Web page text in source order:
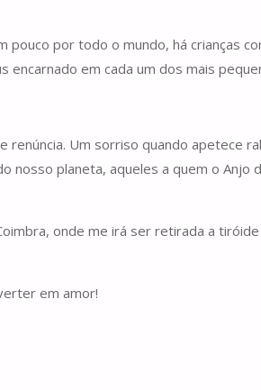
por todo o mundo, há crianças
em cada um dos mais
Um sorriso quando apetece
planeta, aqueles a quem o Anjo
onde me irá ser retirada a
em amor!